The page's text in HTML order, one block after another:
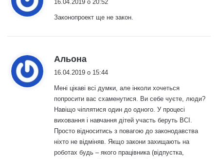
16.04.2019 о 20:52
Законопроект ще не закон.
Альона
16.04.2019 о 15:44
Мені цікаві всі думки, але інколи хочеться
попросити вас схаменутися. Ви себе чуєте, люди?
Навіщо чіплятися один до одного. У процесі
виховання і навчання дітей участь беруть ВСІ.
Просто відноситись з повагою до законодавства
ніхто не відміняв. Якщо закони захищають на
роботах будь – якого працівника (відпустка,